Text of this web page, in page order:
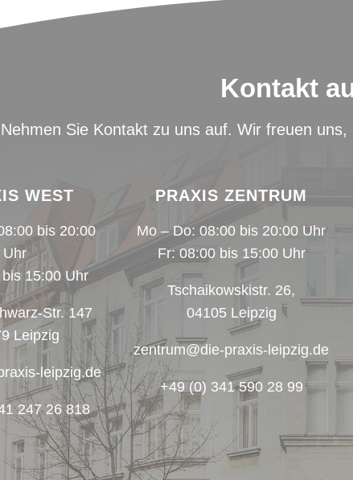
Kontakt
Nehmen Sie Kontakt zu uns auf. Wir freuen
WEST
bis 20:00
Uhr
15:00 Uhr
Str. 147
Leipzig
leipzig.de
247 26 818
PRAXIS ZENTRUM
Mo – Do: 08:00 bis 20:00 Uhr
Fr: 08:00 bis 15:00 Uhr
Tschaikowskistr. 26,
04105 Leipzig
zentrum@die-praxis-leipzig.de
+49 (0) 341 590 28 99